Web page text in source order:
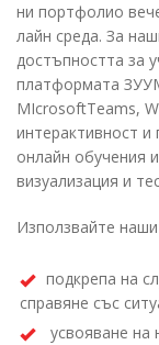
ни портфолио
лайн среда. За
достъпността за
платформата
MIcrosoftTeams,
интерактивност
онлайн обучения
визуализация и
Използвайте
подкрепа на
справяне със
усвояване на